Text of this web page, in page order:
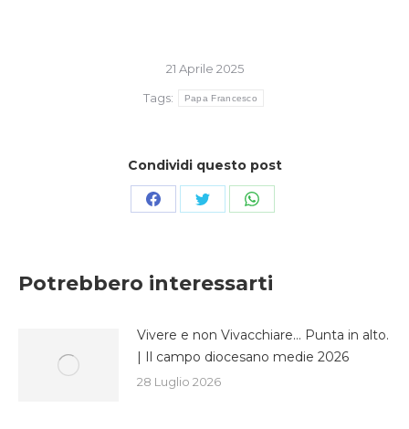
21 Aprile 2025
Tags:
Papa Francesco
Condividi questo post
CondividiCondividiCondividi
Potrebbero interessarti
Vivere e non Vivacchiare… Punta in alto.
| Il campo diocesano medie 2026
28 Luglio 2026